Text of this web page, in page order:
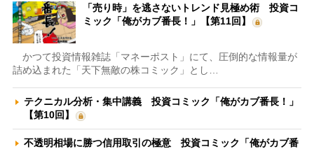
「売り時」を逃さないトレンド見極め術 投資コ
ミック「俺がカブ番長！」【第11回】
かつて投資情報雑誌「マネーポスト」にて、圧倒的な情報量が
詰め込まれた「天下無敵の株コミック」とし…
テクニカル分析・集中講義 投資コミック「俺がカブ番長！」
【第10回】
不透明相場に勝つ信用取引の極意 投資コミック「俺がカブ番